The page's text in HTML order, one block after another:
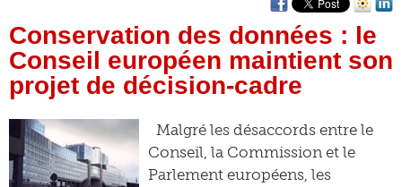
Conservation des données : le
Conseil européen maintient son
projet de décision-cadre
Malgré les désaccords entre le
Conseil, la Commission et le
Parlement européens, les